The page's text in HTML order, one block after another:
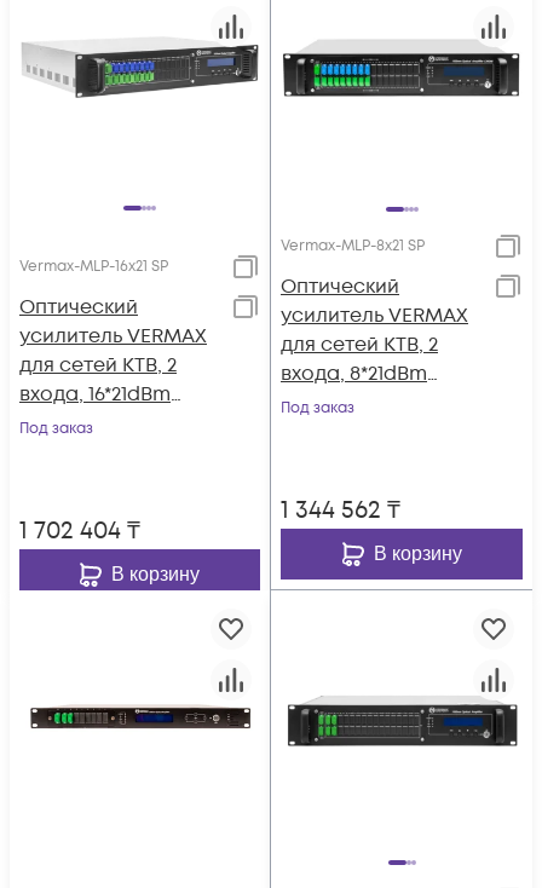
Vermax-MLP-16x21 SP
Оптический
усилитель VERMAX
для сетей КТВ, 2
входа, 16*21dBm
выхода, WDM
Под заказ
1 702 404₸
В корзину
Vermax-MLP-8x21 SP
Оптический
усилитель VERMAX
для сетей КТВ, 2
входа, 8*21dBm
выходов, WDM
Под заказ
1 344 562 ₸
В корзину